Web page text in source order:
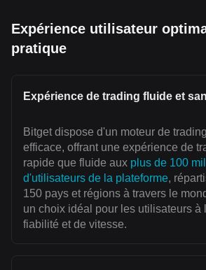
Expérience utilisateur
pratique
Expérience de trading fluide et
Bitget dispose d'un moteur de
efficace, offrant une expérience de
rapide que fluide aux plus de 100
d'utilisateurs de la plateforme,
150 pays et régions à travers le
un choix idéal pour les utilisateurs à
fiabilité et de vitesse.